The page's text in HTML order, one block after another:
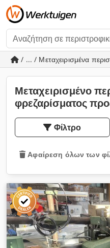
/ ... / Μεταχειρισμένα
Μεταχειρισμένο
φρεζαρίσματος
Φίλτρο
Αφαίρεση όλων των